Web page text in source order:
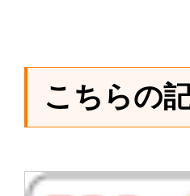
こちらの